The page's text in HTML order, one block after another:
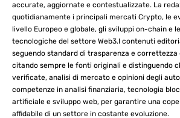
accurate, aggiornate e contestualizzate. La
quotidianamente i principali mercati Crypto, le
livello Europeo e globale, gli sviluppi on-chain e
tecnologiche del settore Web3.I contenuti
seguendo standard di trasparenza e correttezza
citando sempre le fonti originali e distinguendo
verificate, analisi di mercato e opinioni degli
competenze in analisi finanziaria, tecnologia
artificiale e sviluppo web, per garantire una
affidabile di un settore in costante evoluzione.